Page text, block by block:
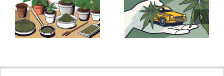
Regelung:
Was Sie über
Cannabis und
müssen
Cannabis
Samen
kaufen: Alles
was Sie